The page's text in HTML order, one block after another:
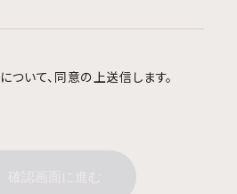
について、同意の上送信します。